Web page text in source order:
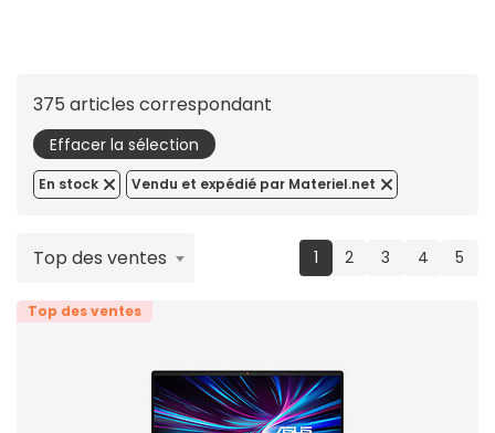
375 articles correspondant
Effacer la sélection
En stock Vendu et expédié par Materiel.net
1(current)
2 3 4 5
Top des ventes
Top des ventes